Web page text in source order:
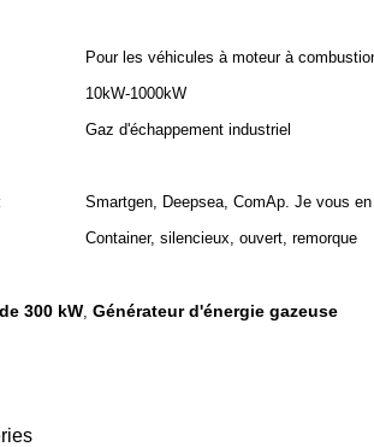
Pour les véhicules à moteur à
10kW-1000kW
Gaz d'échappement industriel
Smartgen, Deepsea, ComAp. Je vous en
Container, silencieux, ouvert, remorque
300 kW, Générateur d'énergie gazeuse